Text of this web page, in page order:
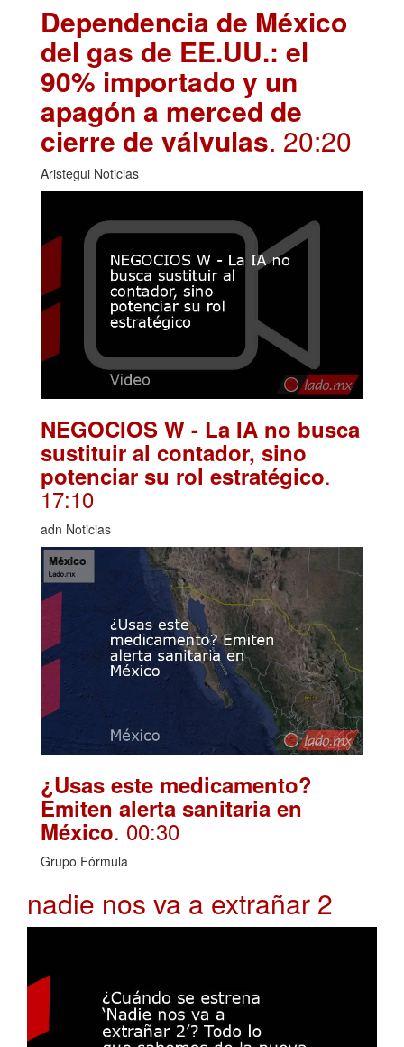
Dependencia de México
del gas de EE.UU.: el
90% importado y un
apagón a merced de
cierre de válvulas. 20:20
Aristegui Noticias
NEGOCIOS W - La IA no busca
sustituir al contador, sino
potenciar su rol estratégico.
17:10
adn Noticias
¿Usas este medicamento?
Emiten alerta sanitaria en
México. 00:30
Grupo Fórmula
nadie nos va a extrañar 2